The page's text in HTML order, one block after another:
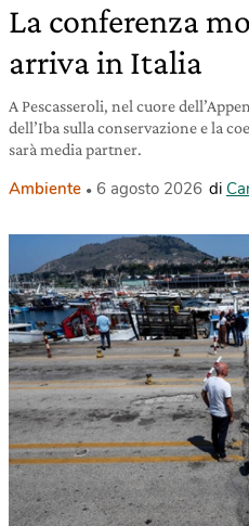
La conferenza
arriva in Italia
A Pescasseroli, nel cuore
dell’Iba sulla conservazione e la
sarà media partner.
Ambiente 6 agosto 2026 di